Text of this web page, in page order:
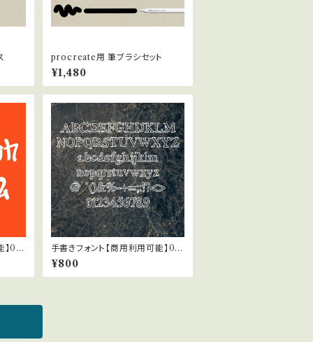
procreate用 筆ブラシセット
¥1,480
】03
手書きフォント【商用利用可能】04
6
¥800